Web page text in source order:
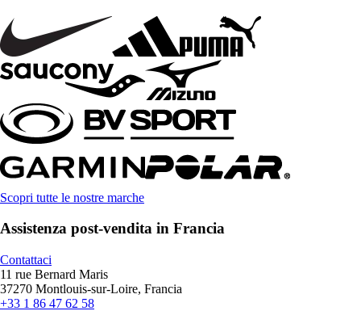
Scopri tutte le nostre marche
Assistenza post-vendita in Francia
Contattaci
11 rue Bernard Maris
37270 Montlouis-sur-Loire, Francia
+33 1 86 47 62 58